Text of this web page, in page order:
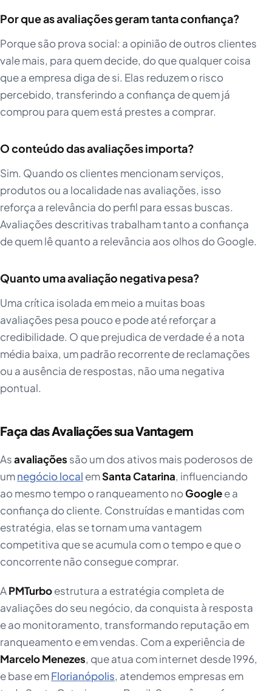
Por que as avaliações geram tanta confiança?
Porque são prova social: a opinião de outros clientes
vale mais, para quem decide, do que qualquer coisa
que a empresa diga de si. Elas reduzem o risco
percebido, transferindo a confiança de quem já
comprou para quem está prestes a comprar.
O conteúdo das avaliações importa?
Sim. Quando os clientes mencionam serviços,
produtos ou a localidade nas avaliações, isso
reforça a relevância do perfil para essas buscas.
Avaliações descritivas trabalham tanto a confiança
de quem lê quanto a relevância aos olhos do Google.
Quanto uma avaliação negativa pesa?
Uma crítica isolada em meio a muitas boas
avaliações pesa pouco e pode até reforçar a
credibilidade. O que prejudica de verdade é a nota
média baixa, um padrão recorrente de reclamações
ou a ausência de respostas, não uma negativa
pontual.
Faça das Avaliações sua Vantagem
Asavaliações são um dos ativos mais poderosos de
umnegócio local emSanta Catarina, influenciando
ao mesmo tempo o ranqueamento noGooglee a
confiança do cliente. Construídas e mantidas com
estratégia, elas se tornam uma vantagem
competitiva que se acumula com o tempo e que o
concorrente não consegue comprar.
APMTurboestrutura a estratégia completa de
avaliações do seu negócio, da conquista à resposta
e ao monitoramento, transformando reputação em
ranqueamento e em vendas. Com a experiência de
Marcelo Menezes, que atua com internet desde 1996,
e base emFlorianópolis, atendemos empresas em